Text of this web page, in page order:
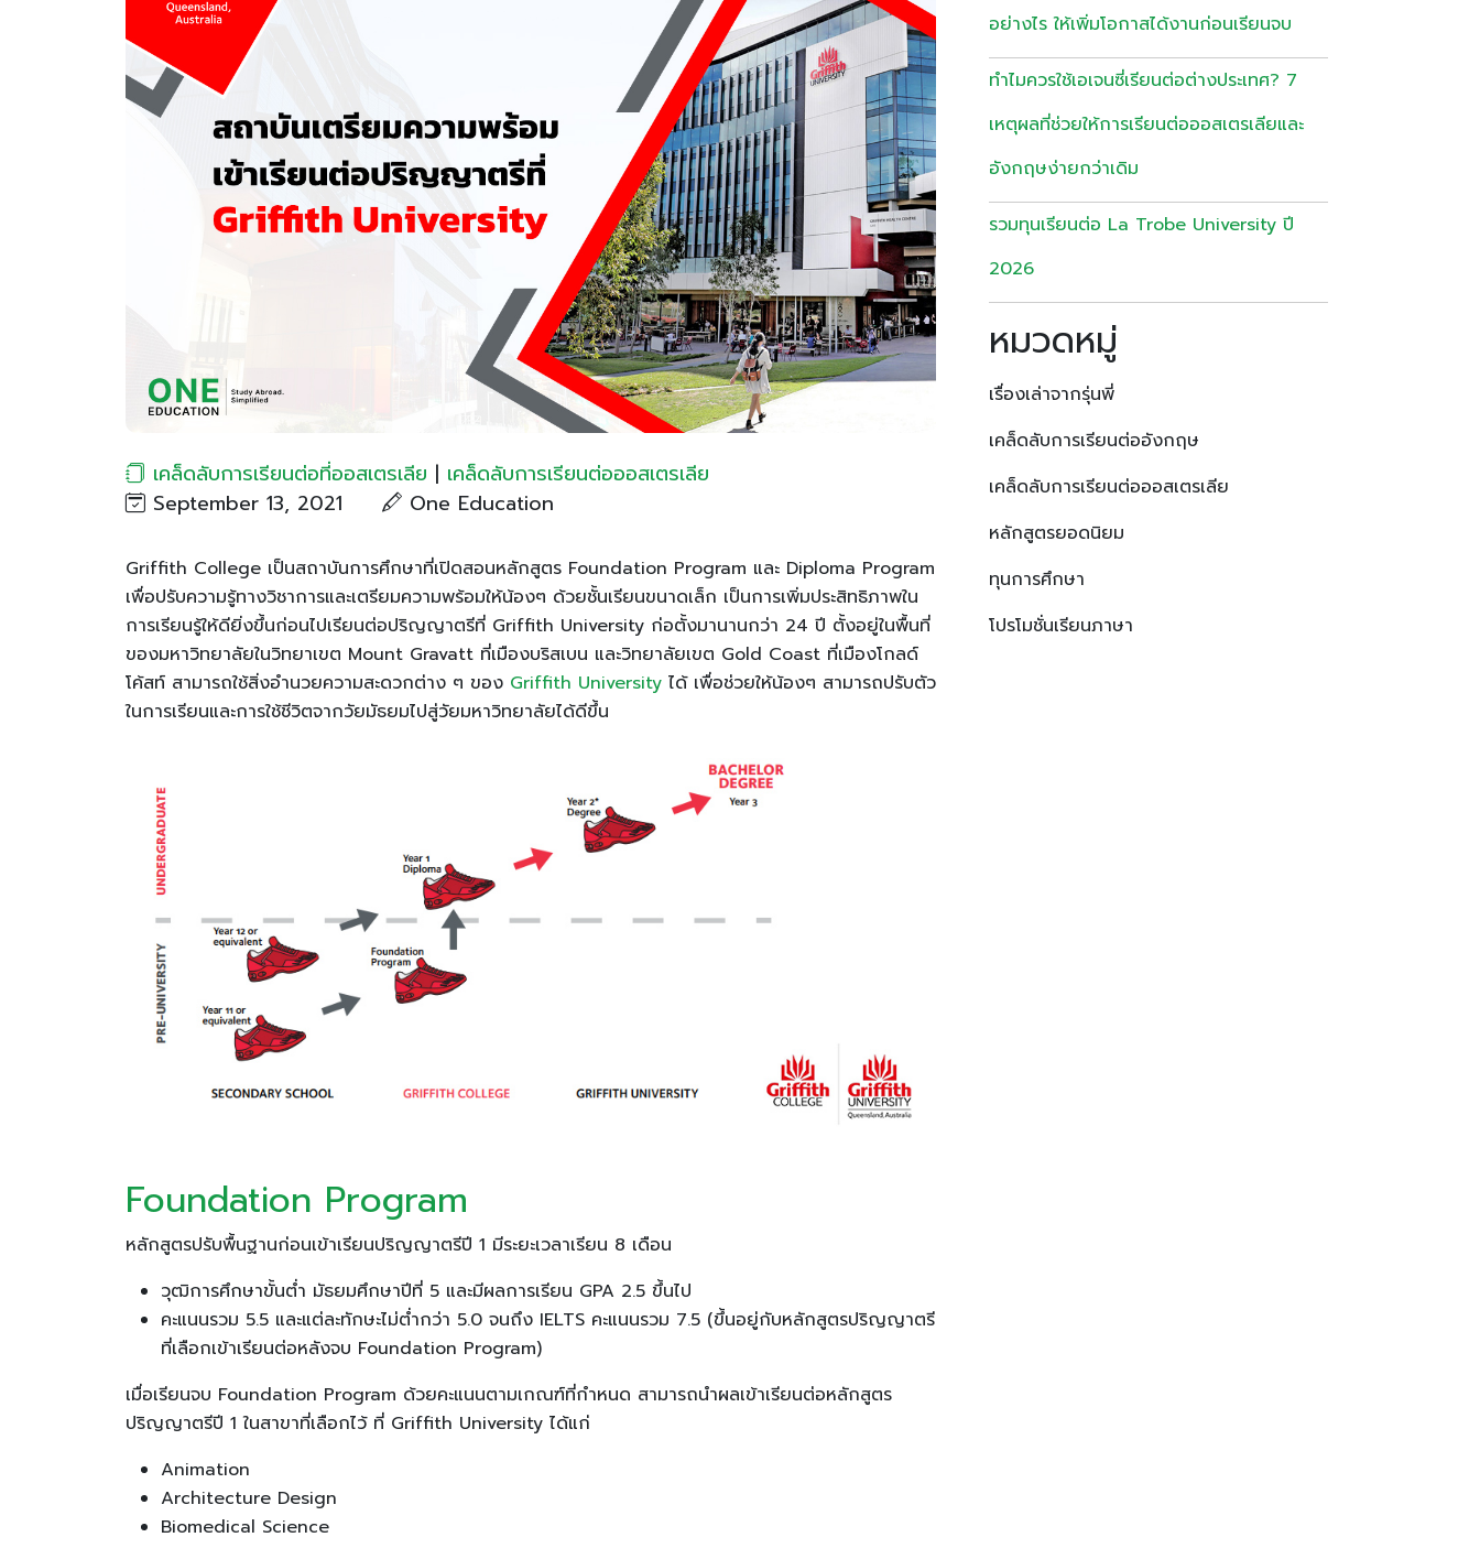
เคล็ดลับการเรียนต่อที่ออสเตรเลีย | เคล็ดลับการเรียนต่อออสเตรเลีย
September 13, 2021
One Education
Griffith College เป็นสถาบันการศึกษาที่เปิดสอนหลักสูตร Foundation Program และ Diploma Program
เพื่อปรับความรู้ทางวิชาการและเตรียมความพร้อมให้น้องๆ ด้วยชั้นเรียนขนาดเล็ก เป็นการเพิ่มประสิทธิภาพใน
การเรียนรู้ให้ดียิ่งขึ้นก่อนไปเรียนต่อปริญญาตรีที่ Griffith University ก่อตั้งมานานกว่า 24 ปี ตั้งอยู่ในพื้นที่
ของมหาวิทยาลัยในวิทยาเขต Mount Gravatt ที่เมืองบริสเบน และวิทยาลัยเขต Gold Coast ที่เมืองโกลด์
โค้สท์ สามารถใช้สิ่งอำนวยความสะดวกต่าง ๆ ของ Griffith University ได้ เพื่อช่วยให้น้องๆ สามารถปรับตัว
ในการเรียนและการใช้ชีวิตจากวัยมัธยมไปสู่วัยมหาวิทยาลัยได้ดีขึ้น
Foundation Program
หลักสูตรปรับพื้นฐานก่อนเข้าเรียนปริญญาตรีปี 1 มีระยะเวลาเรียน 8 เดือน
วุฒิการศึกษาขั้นต่ำ มัธยมศึกษาปีที่ 5 และมีผลการเรียน GPA 2.5 ขึ้นไป
คะแนนรวม 5.5 และแต่ละทักษะไม่ต่ำกว่า 5.0 จนถึง IELTS คะแนนรวม 7.5 (ขึ้นอยู่กับหลักสูตรปริญญาตรี
ที่เลือกเข้าเรียนต่อหลังจบ Foundation Program)
เมื่อเรียนจบ Foundation Program ด้วยคะแนนตามเกณฑ์ที่กำหนด สามารถนำผลเข้าเรียนต่อหลักสูตร
ปริญญาตรีปี 1 ในสาขาที่เลือกไว้ ที่ Griffith University ได้แก่
Animation
Architecture Design
Biomedical Science
อย่างไร ให้เพิ่มโอกาสได้งานก่อนเรียนจบ
ทำไมควรใช้เอเจนซี่เรียนต่อต่างประเทศ? 7
เหตุผลที่ช่วยให้การเรียนต่อออสเตรเลียและ
อังกฤษง่ายกว่าเดิม
รวมทุนเรียนต่อ La Trobe University ปี
2026
หมวดหมู่
เรื่องเล่าจากรุ่นพี่
เคล็ดลับการเรียนต่ออังกฤษ
เคล็ดลับการเรียนต่อออสเตรเลีย
หลักสูตรยอดนิยม
ทุนการศึกษา
โปรโมชั่นเรียนภาษา